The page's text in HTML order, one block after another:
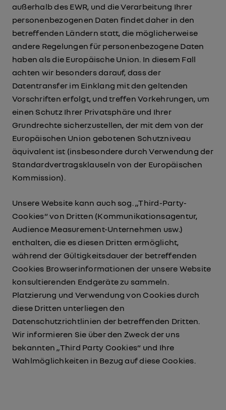
außerhalb des EWR, und die Verarbeitung Ihrer
personenbezogenen Daten findet daher in den
betreffenden Ländern statt, die möglicherweise
andere Regelungen für personenbezogene Daten
haben als die Europäische Union. In diesem Fall
achten wir besonders darauf, dass der
Datentransfer im Einklang mit den geltenden
Vorschriften erfolgt, und treffen Vorkehrungen, um
einen Schutz Ihrer Privatsphäre und Ihrer
Grundrechte sicherzustellen, der mit dem von der
Europäischen Union gebotenen Schutzniveau
äquivalent ist (insbesondere durch Verwendung der
Standardvertragsklauseln von der Europäischen
Kommission).
Unsere Website kann auch sog. „Third-Party-
Cookies“ von Dritten (Kommunikationsagentur,
Audience Measurement-Unternehmen usw.)
enthalten, die es diesen Dritten ermöglicht,
während der Gültigkeitsdauer der betreffenden
Cookies Browserinformationen der unsere Website
konsultierenden Endgeräte zu sammeln.
Platzierung und Verwendung von Cookies durch
diese Dritten unterliegen den
Datenschutzrichtlinien der betreffenden Dritten.
Wir informieren Sie über den Zweck der uns
bekannten „Third Party Cookies“ und Ihre
Wahlmöglichkeiten in Bezug auf diese Cookies.